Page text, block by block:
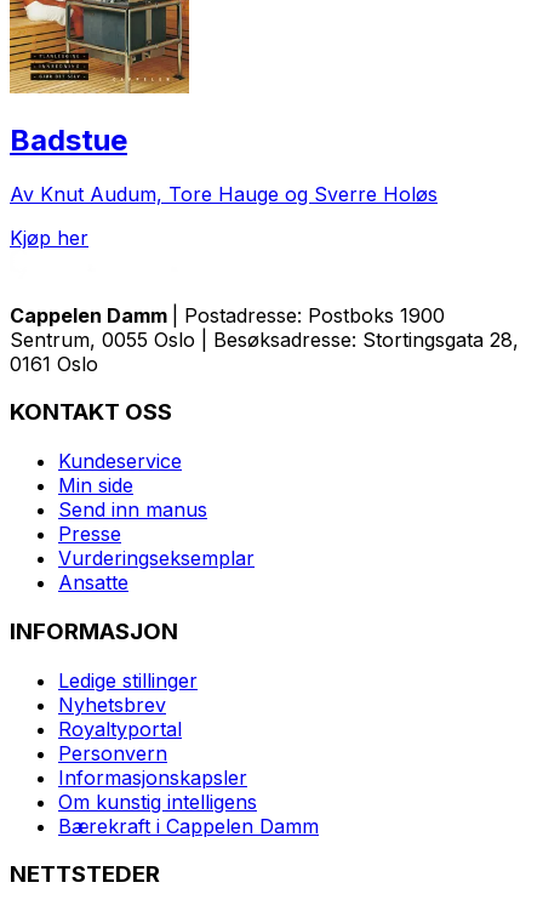
Badstue
Av Knut Audum, Tore Hauge og Sverre Holøs
Kjøp her
Cappelen Damm
| Postadresse: Postboks 1900
Sentrum, 0055 Oslo | Besøksadresse: Stortingsgata 28,
0161 Oslo
KONTAKT OSS
Kundeservice
Min side
Send inn manus
Presse
Vurderingseksemplar
Ansatte
INFORMASJON
Ledige stillinger
Nyhetsbrev
Royaltyportal
Personvern
Informasjonskapsler
Om kunstig intelligens
Bærekraft i Cappelen Damm
NETTSTEDER